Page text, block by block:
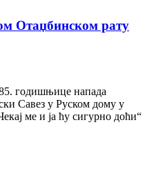
Отаџбинском рату
годишњице напада
Савез у Руском дому у
ме и ја ћу сигурно доћи“